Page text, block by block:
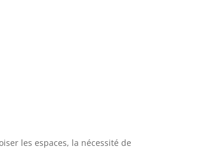
les espaces, la nécessité de